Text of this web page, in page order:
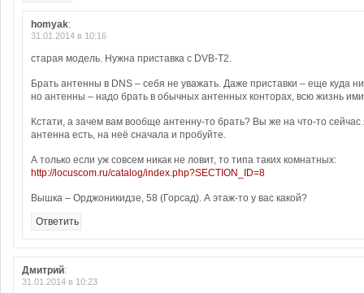
homyak:
31.01.2014 в 10:16
старая модель. Нужна приставка с DVB-T2.
Брать антенны в DNS – себя не уважать. Даже приставки – еще куда
но антенны – надо брать в обычных антенных конторах, всю жизнь
Кстати, а зачем вам вообще антенну-то брать? Вы же на что-то
антенна есть, на неё сначала и пробуйте.
А только если уж совсем никак не ловит, то типа таких комнатных:
http://locuscom.ru/catalog/index.php?SECTION_ID=8
Вышка – Орджоникидзе, 58 (Горсад). А этаж-то у вас какой?
Ответить
Дмитрий:
31.01.2014 в 10:23